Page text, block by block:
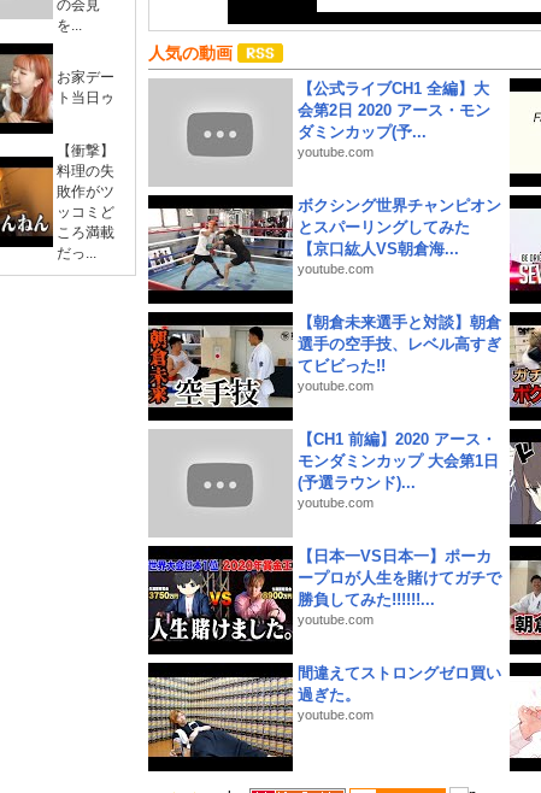
の会見
を...
お家デー
ト当日ゥ
【衝撃】
料理の失
敗作がツ
ッコミど
ころ満載
だっ...
人気の動画
【公式ライブCH1 全編】大
会第2日 2020 アース・モン
ダミンカップ(予...
youtube.com
ボクシング世界チャンピオン
とスパーリングしてみた
【京口紘人VS朝倉海...
youtube.com
【朝倉未来選手と対談】朝倉
選手の空手技、レベル高すぎ
てビビった!!
youtube.com
【CH1 前編】2020 アース・
モンダミンカップ 大会第1日
(予選ラウンド)...
youtube.com
【日本一VS日本一】ポーカ
ープロが人生を賭けてガチで
勝負してみた!!!!!!...
youtube.com
間違えてストロングゼロ買い
過ぎた。
youtube.com